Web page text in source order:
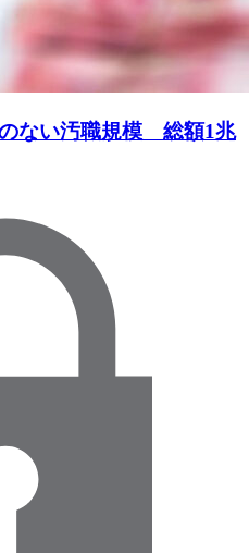
ない汚職規模 総額1兆